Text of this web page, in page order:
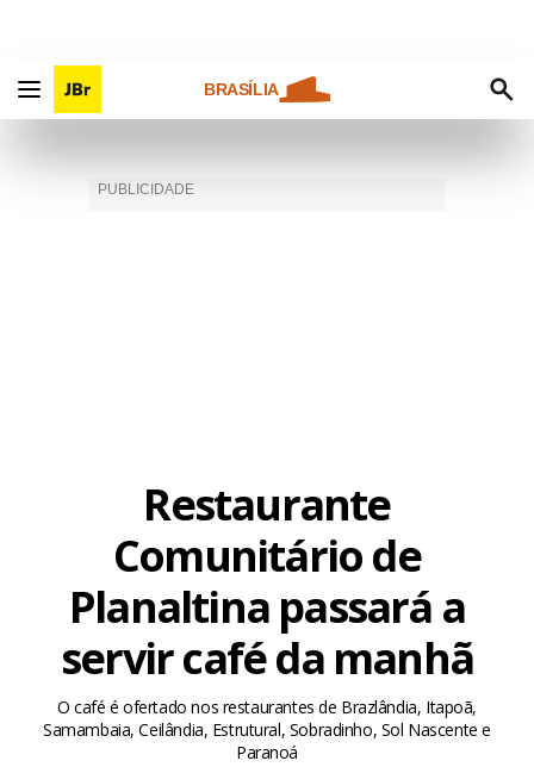
BRASÍLIA
Restaurante
Comunitário de
Planaltina passará a
servir café da manhã
O café é ofertado nos restaurantes de Brazlândia, Itapoã,
Samambaia, Ceilândia, Estrutural, Sobradinho, Sol Nascente e
Paranoá